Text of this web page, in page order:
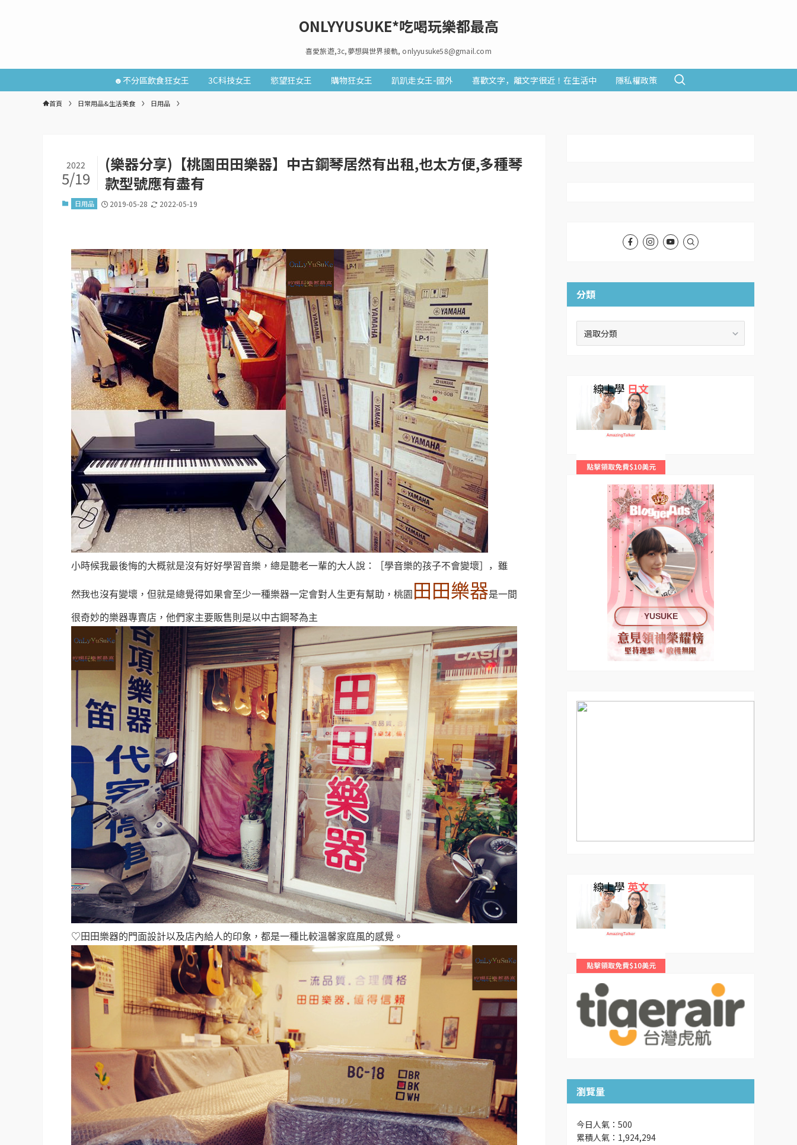
ONLYYUSUKE*吃喝玩樂都最高
喜愛旅遊,3c,夢想與世界接軌, onlyyusuke58@gmail.com
☻不分區飲食狂女王 3C科技女王 慾望狂女王 購物狂女王 趴趴走女王-國外 喜歡文字，離文字很近！在生活中 隱私權政策
首頁 日常用品&生活美食 日用品
(樂器分享)【桃園田田樂器】中古鋼琴居然有出租,也太方便,多種琴
款型號應有盡有
2022
5/19
日用品 2019-05-28 2022-05-19
小時候我最後悔的大概就是沒有好好學習音樂，總是聽老一輩的大人說：［學音樂的孩子不會變壞］
，雖
然我也沒有變壞，但就是總覺得如果會至少一種樂器一定會對人生更有幫助，桃園 田田樂器是一間
很奇妙的樂器專賣店，他們家主要販售則是以中古鋼琴為主
♡田田樂器的門面設計以及店內給人的印象，都是一種比較溫馨家庭風的感覺 。
分類
線上學 日文
YUSUKE
線上學 英文
瀏覽量
今日人氣：500
累積人氣：1,924,294